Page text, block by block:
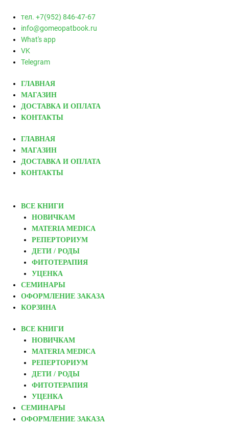
тел. +7(952) 846-47-67
info@gomeopatbook.ru
What's app
VK
Telegram
ГЛАВНАЯ
МАГАЗИН
ДОСТАВКА И ОПЛАТА
КОНТАКТЫ
ГЛАВНАЯ
МАГАЗИН
ДОСТАВКА И ОПЛАТА
КОНТАКТЫ
ВСЕ КНИГИ
НОВИЧКАМ
MATERIA MEDICA
РЕПЕРТОРИУМ
ДЕТИ / РОДЫ
ФИТОТЕРАПИЯ
УЦЕНКА
СЕМИНАРЫ
ОФОРМЛЕНИЕ ЗАКАЗА
КОРЗИНА
ВСЕ КНИГИ
НОВИЧКАМ
MATERIA MEDICA
РЕПЕРТОРИУМ
ДЕТИ / РОДЫ
ФИТОТЕРАПИЯ
УЦЕНКА
СЕМИНАРЫ
ОФОРМЛЕНИЕ ЗАКАЗА